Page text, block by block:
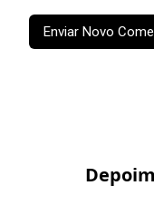
Enviar Novo